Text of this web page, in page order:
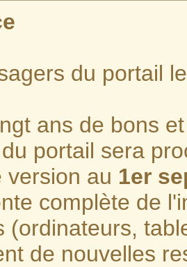
du portail
ans de bons
portail sera
version au 1er
complète de
(ordinateurs,
de nouvelles